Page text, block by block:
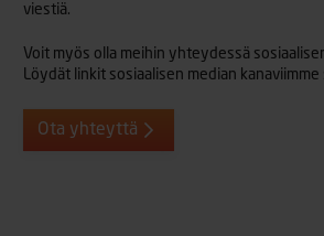
viestiä.
Voit myös olla meihin yhteydessä
Löydät linkit sosiaalisen median kanaviimme
Ota yhteyttä